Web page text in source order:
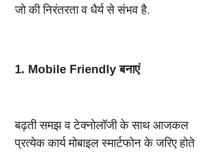
जो की निरंतरता व धैर्य से संभव है.
1. Mobile Friendly बनाएं
बढ़ती समझ व टेक्नोलॉजी के साथ आजकल
प्रत्येक कार्य मोबाइल स्मार्टफोन के जरिए होते